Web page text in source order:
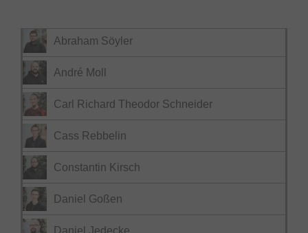
Abraham Söyler
André Moll
Carl Richard Theodor Schneider
Cass Rebbelin
Constantin Kirsch
Daniel Goßen
Daniel Jedecke